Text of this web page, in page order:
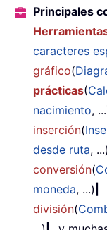
Principales
caracteres
gráfico(
prácticas(
nacimiento,
inserción(
desde ruta, ...)
conversión(
moneda, ...)
división(